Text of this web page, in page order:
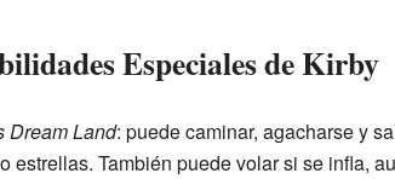
Especiales de Kirby
Dream Land: puede caminar, agacharse y
También puede volar si se infla,